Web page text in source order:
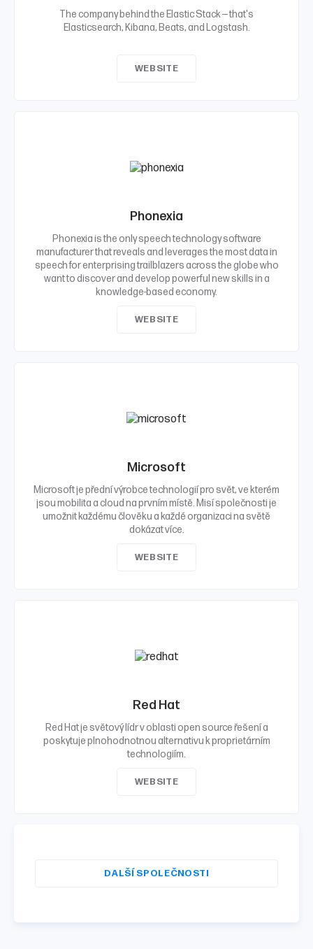
The company behind the Elastic Stack — that's
Elasticsearch, Kibana, Beats, and Logstash.
WEBSITE
Phonexia
Phonexia is the only speech technology software
manufacturer that reveals and leverages the most data in
speech for enterprising trailblazers across the globe who
want to discover and develop powerful new skills in a
knowledge-based economy.
WEBSITE
Microsoft
Microsoft je přední výrobce technologií pro svět, ve kterém
jsou mobilita a cloud na prvním místě. Misí společnosti je
umožnit každému člověku a každé organizaci na světě
dokázat více.
WEBSITE
Red Hat
Red Hat je světový lídr v oblasti open source řešení a
poskytuje plnohodnotnou alternativu k proprietárním
technologiím.
WEBSITE
DALŠÍ SPOLEČNOSTI